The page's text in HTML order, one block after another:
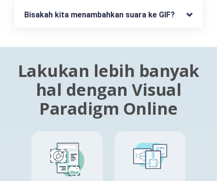
Bisakah kita menambahkan suara ke GIF?
Lakukan lebih banyak
hal dengan Visual
Paradigm Online